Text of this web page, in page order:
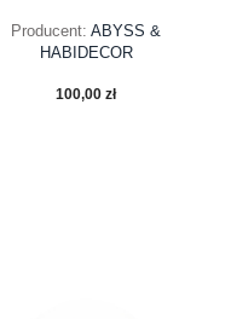
Producent: ABYSS &
HABIDECOR
100,00 zł